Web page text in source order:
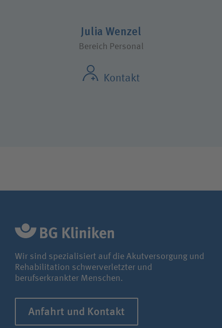
Julia Wenzel
Bereich Personal
Kontakt
Wir sind spezialisiert auf die Akutversorgung und
Rehabilitation schwerverletzter und
berufserkrankter Menschen.
Anfahrt und Kontakt